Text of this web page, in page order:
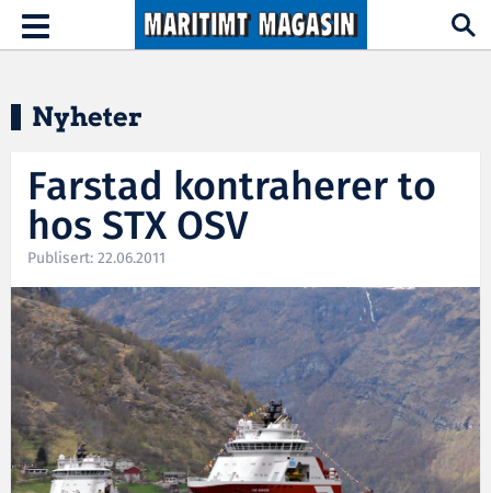
Hopp til hovedinnhold
Toggle
navigation
Nyheter
Farstad kontraherer to
hos STX OSV
Publisert: 22.06.2011